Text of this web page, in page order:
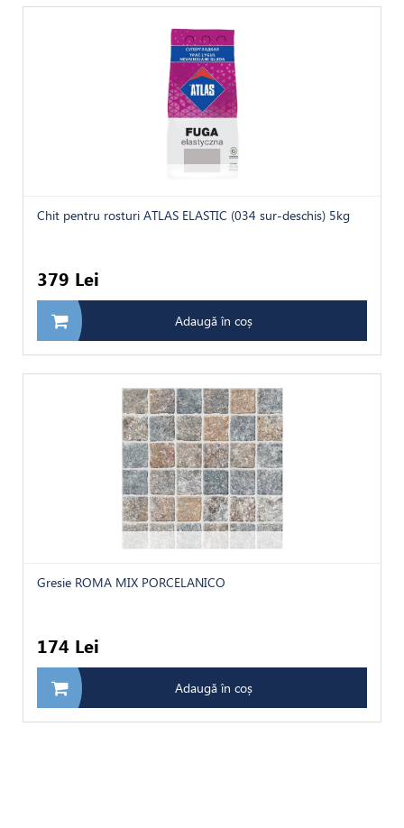
Chit pentru rosturi ATLAS ELASTIC (034 sur-deschis) 5kg
379 Lei
Adaugă în coș
Gresie ROMA MIX PORCELANICO
174 Lei
Adaugă în coș